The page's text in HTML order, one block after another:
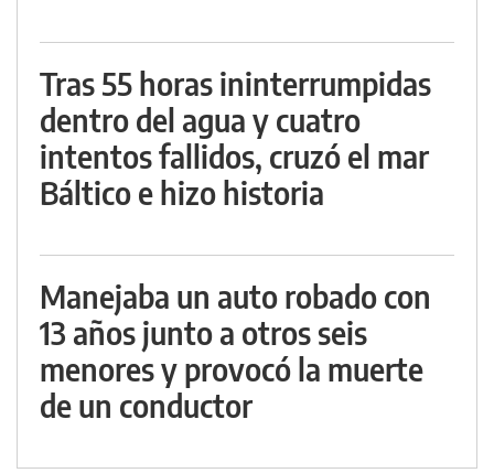
Tras 55 horas ininterrumpidas
dentro del agua y cuatro
intentos fallidos, cruzó el mar
Báltico e hizo historia
Manejaba un auto robado con
13 años junto a otros seis
menores y provocó la muerte
de un conductor